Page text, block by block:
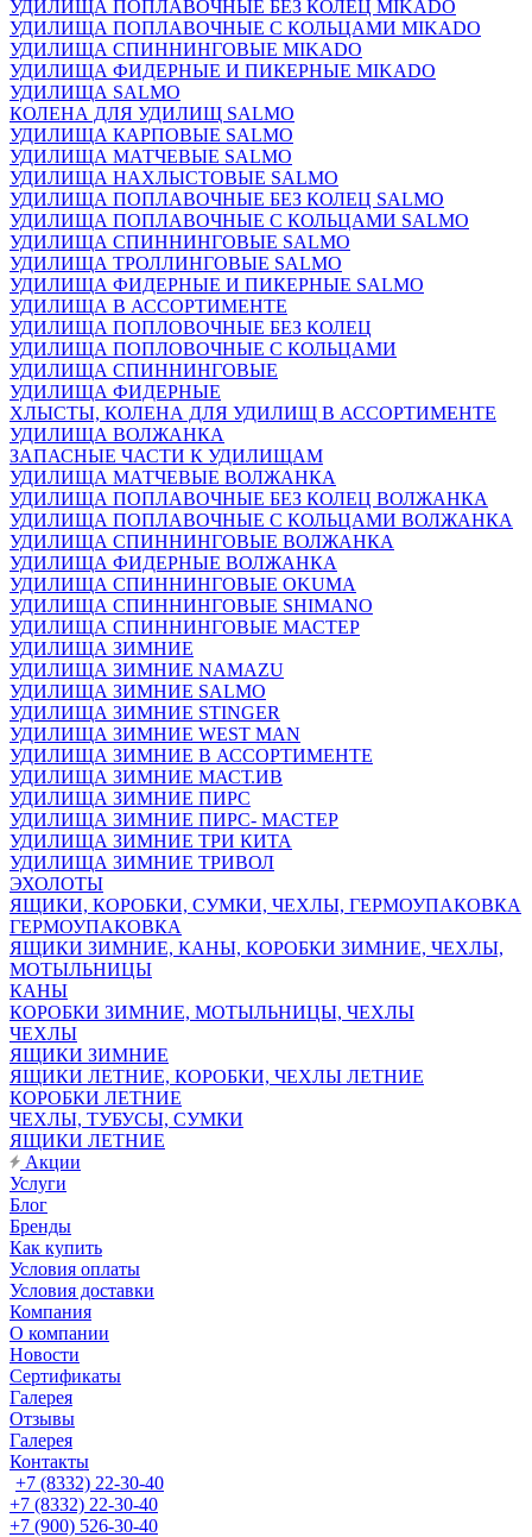
УДИЛИЩА ПОПЛАВОЧНЫЕ БЕЗ КОЛЕЦ MIKADO
УДИЛИЩА ПОПЛАВОЧНЫЕ С КОЛЬЦАМИ MIKADO
УДИЛИЩА СПИННИНГОВЫЕ MIKADO
УДИЛИЩА ФИДЕРНЫЕ И ПИКЕРНЫЕ MIKADO
УДИЛИЩА SALMO
КОЛЕНА ДЛЯ УДИЛИЩ SALMO
УДИЛИЩА КАРПОВЫЕ SALMO
УДИЛИЩА МАТЧЕВЫЕ SALMO
УДИЛИЩА НАХЛЫСТОВЫЕ SALMO
УДИЛИЩА ПОПЛАВОЧНЫЕ БЕЗ КОЛЕЦ SALMO
УДИЛИЩА ПОПЛАВОЧНЫЕ С КОЛЬЦАМИ SALMO
УДИЛИЩА СПИННИНГОВЫЕ SALMO
УДИЛИЩА ТРОЛЛИНГОВЫЕ SALMO
УДИЛИЩА ФИДЕРНЫЕ И ПИКЕРНЫЕ SALMO
УДИЛИЩА В АССОРТИМЕНТЕ
УДИЛИЩА ПОПЛОВОЧНЫЕ БЕЗ КОЛЕЦ
УДИЛИЩА ПОПЛОВОЧНЫЕ С КОЛЬЦАМИ
УДИЛИЩА СПИННИНГОВЫЕ
УДИЛИЩА ФИДЕРНЫЕ
ХЛЫСТЫ, КОЛЕНА ДЛЯ УДИЛИЩ В АССОРТИМЕНТЕ
УДИЛИЩА ВОЛЖАНКА
ЗАПАСНЫЕ ЧАСТИ К УДИЛИЩАМ
УДИЛИЩА МАТЧЕВЫЕ ВОЛЖАНКА
УДИЛИЩА ПОПЛАВОЧНЫЕ БЕЗ КОЛЕЦ ВОЛЖАНКА
УДИЛИЩА ПОПЛАВОЧНЫЕ С КОЛЬЦАМИ ВОЛЖАНКА
УДИЛИЩА СПИННИНГОВЫЕ ВОЛЖАНКА
УДИЛИЩА ФИДЕРНЫЕ ВОЛЖАНКА
УДИЛИЩА СПИННИНГОВЫЕ OKUMA
УДИЛИЩА СПИННИНГОВЫЕ SHIMANO
УДИЛИЩА СПИННИНГОВЫЕ МАСТЕР
УДИЛИЩА ЗИМНИЕ
УДИЛИЩА ЗИМНИЕ NAMAZU
УДИЛИЩА ЗИМНИЕ SALMO
УДИЛИЩА ЗИМНИЕ STINGER
УДИЛИЩА ЗИМНИЕ WEST MAN
УДИЛИЩА ЗИМНИЕ В АССОРТИМЕНТЕ
УДИЛИЩА ЗИМНИЕ МАСТ.ИВ
УДИЛИЩА ЗИМНИЕ ПИРС
УДИЛИЩА ЗИМНИЕ ПИРС- МАСТЕР
УДИЛИЩА ЗИМНИЕ ТРИ КИТА
УДИЛИЩА ЗИМНИЕ ТРИВОЛ
ЭХОЛОТЫ
ЯЩИКИ, КОРОБКИ, СУМКИ, ЧЕХЛЫ, ГЕРМОУПАКОВКА
ГЕРМОУПАКОВКА
ЯЩИКИ ЗИМНИЕ, КАНЫ, КОРОБКИ ЗИМНИЕ, ЧЕХЛЫ,
МОТЫЛЬНИЦЫ
КАНЫ
КОРОБКИ ЗИМНИЕ, МОТЫЛЬНИЦЫ, ЧЕХЛЫ
ЧЕХЛЫ
ЯЩИКИ ЗИМНИЕ
ЯЩИКИ ЛЕТНИЕ, КОРОБКИ, ЧЕХЛЫ ЛЕТНИЕ
КОРОБКИ ЛЕТНИЕ
ЧЕХЛЫ, ТУБУСЫ, СУМКИ
ЯЩИКИ ЛЕТНИЕ
Акции
Услуги
Блог
Бренды
Как купить
Условия оплаты
Условия доставки
Компания
О компании
Новости
Сертификаты
Галерея
Отзывы
Галерея
Контакты
+7 (8332) 22-30-40
+7 (8332) 22-30-40
+7 (900) 526-30-40